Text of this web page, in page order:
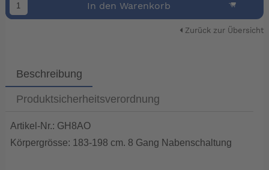
In den Warenkorb
Zurück zur Übersicht
Beschreibung
Produktsicherheitsverordnung
Artikel-Nr.: GH8AO
Körpergrösse: 183-198 cm. 8 Gang Nabenschaltung